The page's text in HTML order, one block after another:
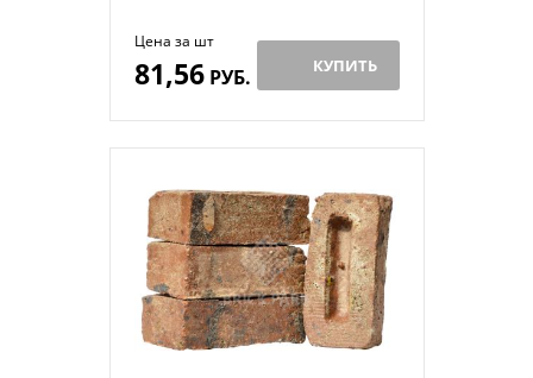
Цена за шт
81,56РУБ. КУПИТЬ